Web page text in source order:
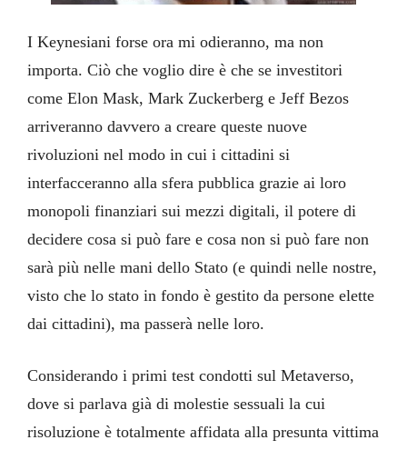
I Keynesiani forse ora mi odieranno, ma non
importa. Ciò che voglio dire è che se investitori
come Elon Mask, Mark Zuckerberg e Jeff Bezos
arriveranno davvero a creare queste nuove
rivoluzioni nel modo in cui i cittadini si
interfacceranno alla sfera pubblica grazie ai loro
monopoli finanziari sui mezzi digitali, il potere di
decidere cosa si può fare e cosa non si può fare non
sarà più nelle mani dello Stato (e quindi nelle nostre,
visto che lo stato in fondo è gestito da persone elette
dai cittadini), ma passerà nelle loro.
Considerando i primi test condotti sul Metaverso,
dove si parlava già di molestie sessuali la cui
risoluzione è totalmente affidata alla presunta vittima